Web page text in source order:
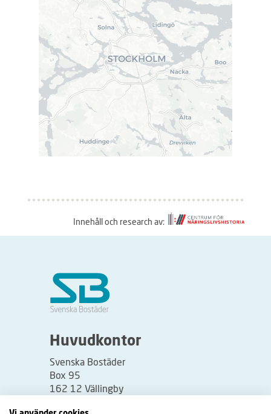
.
.
Innehåll och research av:
Huvudkontor
Svenska Bostäder
Box 95
162 12 Vällingby
Besöksadress: